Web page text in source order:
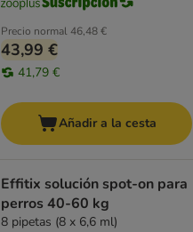
Precio normal46,48 €
43,99 €
41,79 €
Añadir a la cesta
Effitix solución spot-on para
perros 40-60 kg
8 pipetas (8 x 6,6 ml)